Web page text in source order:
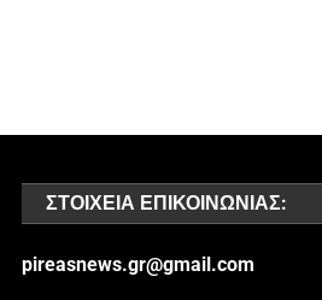
ΣΤΟΙΧΕΊΑ ΕΠΙΚΟΙΝΩΝΊΑΣ:
pireasnews.gr@gmail.com